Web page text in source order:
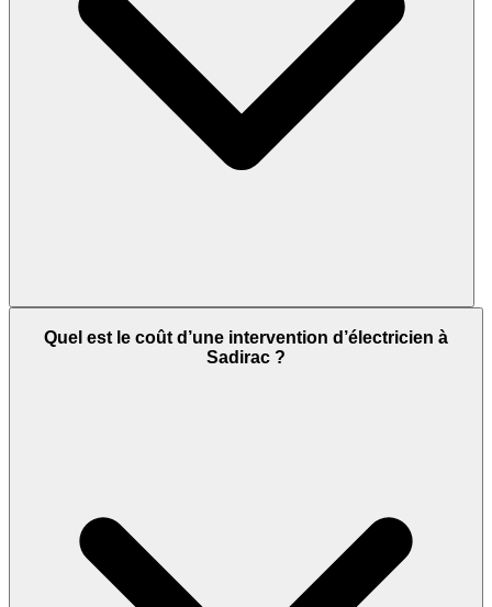
Quel est le coût d’une intervention d’électricien à
Sadirac ?